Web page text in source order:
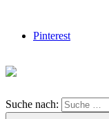
Pinterest
Suche nach: